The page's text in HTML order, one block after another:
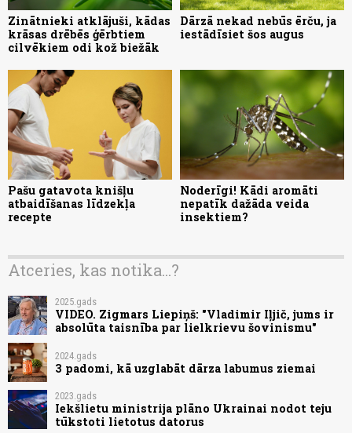
Zinātnieki atklājuši, kādas
krāsas drēbēs ģērbtiem
cilvēkiem odi kož biežāk
Dārzā nekad nebūs ērču, ja
iestādīsiet šos augus
Pašu gatavota knišļu
atbaidīšanas līdzekļa
recepte
Noderīgi! Kādi aromāti
nepatīk dažāda veida
insektiem?
Atceries, kas notika...?
2025.gads
VIDEO. Zigmars Liepiņš: "Vladimir Iļjič, jums ir
absolūta taisnība par lielkrievu šovinismu"
2024.gads
3 padomi, kā uzglabāt dārza labumus ziemai
2023.gads
Iekšlietu ministrija plāno Ukrainai nodot teju
tūkstoti lietotus datorus